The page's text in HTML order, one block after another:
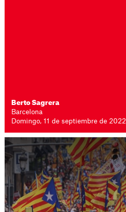
Berto Sagrera
Barcelona
Domingo, 11 de septiembre de 2022